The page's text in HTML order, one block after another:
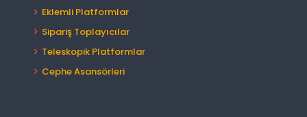
Eklemli Platformlar
Sipariş Toplayıcılar
Teleskopik Platformlar
Cephe Asansörleri